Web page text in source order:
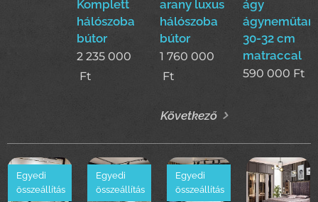
Komplett
hálószoba
bútor
2 235 000
Ft
arany luxus
hálószoba
bútor
1 760 000
Ft
ágy
30-32 cm
matraccal
590 000 Ft
Következő
Egyedi
összeállítás
Egyedi
összeállítás
Egyedi
összeállítás